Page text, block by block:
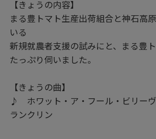
【きょうの内容】
まる豊トマト生産出荷組合と神石高
いる
新規就農者支援の試みにと、まる豊
たっぷり伺いました。
【きょうの曲】
♪ ホワット・ア・フール・ビリー
ランクリン